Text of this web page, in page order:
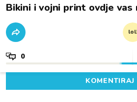
Bikini i vojni print ovdje vas
lol!
0
KOMENTIRAJ